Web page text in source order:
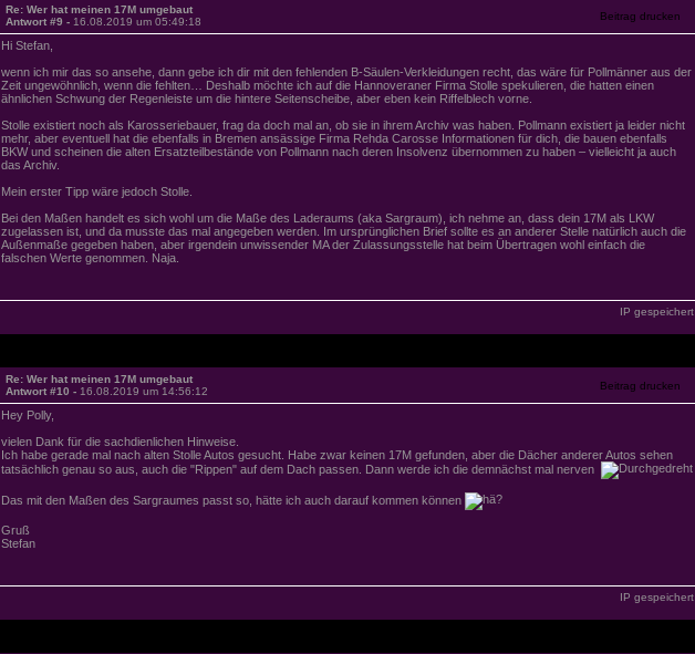
Re: Wer hat meinen 17M umgebaut
Antwort #9 - 16.08.2019 um 05:49:18
Hi Stefan,
wenn ich mir das so ansehe, dann gebe ich dir mit den fehlenden B-Säulen-Verkleidungen recht, das wäre für Pollmänner aus der
Zeit ungewöhnlich, wenn die fehlten… Deshalb möchte ich auf die Hannoveraner Firma Stolle spekulieren, die hatten einen
ähnlichen Schwung der Regenleiste um die hintere Seitenscheibe, aber eben kein Riffelblech vorne.
Stolle existiert noch als Karosseriebauer, frag da doch mal an, ob sie in ihrem Archiv was haben. Pollmann existiert ja leider nicht
mehr, aber eventuell hat die ebenfalls in Bremen ansässige Firma Rehda Carosse Informationen für dich, die bauen ebenfalls
BKW und scheinen die alten Ersatzteilbestände von Pollmann nach deren Insolvenz übernommen zu haben – vielleicht ja auch
das Archiv.
Mein erster Tipp wäre jedoch Stolle.
Bei den Maßen handelt es sich wohl um die Maße des Laderaums (aka Sargraum), ich nehme an, dass dein 17M als LKW
zugelassen ist, und da musste das mal angegeben werden. Im ursprünglichen Brief sollte es an anderer Stelle natürlich auch die
Außenmaße gegeben haben, aber irgendein unwissender MA der Zulassungsstelle hat beim Übertragen wohl einfach die
falschen Werte genommen. Naja.
IP gespeichert
Re: Wer hat meinen 17M umgebaut
Antwort #10 - 16.08.2019 um 14:56:12
Hey Polly,
vielen Dank für die sachdienlichen Hinweise.
Ich habe gerade mal nach alten Stolle Autos gesucht. Habe zwar keinen 17M gefunden, aber die Dächer anderer Autos sehen
tatsächlich genau so aus, auch die "Rippen" auf dem Dach passen. Dann werde ich die demnächst mal nerven
Das mit den Maßen des Sargraumes passt so, hätte ich auch darauf kommen können
Gruß
Stefan
IP gespeichert